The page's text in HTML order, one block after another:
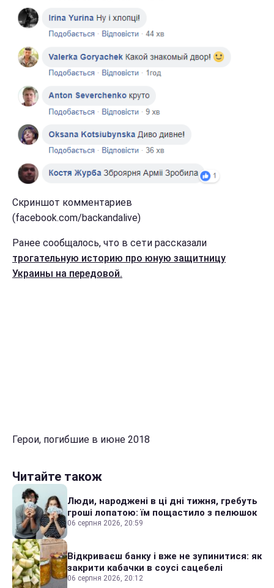
Скриншот комментариев
(facebook.com/backandalive)
Ранее сообщалось, что в сети рассказали
трогательную историю про юную защитницу
Украины на передовой.
Герои, погибшие в июне 2018
Читайте також
Люди, народжені в ці дні тижня, гребуть
гроші лопатою: їм пощастило з пелюшок
06 серпня 2026, 20:59
Відкриваєш банку і вже не зупинитися: як
закрити кабачки в соусі сацебелі
06 серпня 2026, 20:12